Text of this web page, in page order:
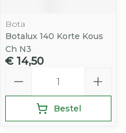
Bota
Botalux 140 Korte Kous
Ch N3
€ 14,50
Bestel